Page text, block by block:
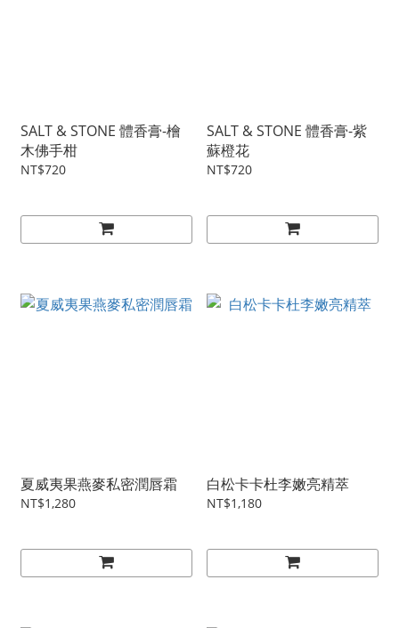
SALT & STONE 體香膏-檜
木佛手柑
NT$720
SALT & STONE 體香膏-紫
蘇橙花
NT$720
夏威夷果燕麥私密潤唇霜
NT$1,280
白松卡卡杜李嫩亮精萃
NT$1,180